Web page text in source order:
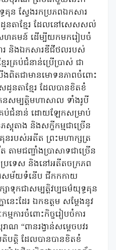
ធគុន ស្វែងរកប្រភពឯកសារ
ដូនតាខ្មែរ ដែលនៅសេសសល់
គមន៍ ដើម្បីយកមករៀបចំ
រ និងឯកសារឌីជីថលរបស់
រគ្រប់ជំនាន់ប្រើប្រាស់ ជា
ងពិតជាមានមោទនភាពចំពោះ
ដូនតាខ្មែរ ដែលបានខិតខំ
នសម្បត្តិមហាសាល ទាំងរូបី
រប់ជំនាន់ ដោយឡែកសម្រាប់
តុតាង និងសក្ខីកម្មជាច្រើន
គុនរបស់អតីត ព្រះមហាក្សត្រ
តាមជញ្ជាំងប្រាសាទជាច្រើន
រទេស និងនៅអតីតចក្រភព
ែរសម័យទំនើប ជីកកកាយ
ាទុកជាសម្បត្តិវប្បធម៌យុទ្ធគុន
នេះដែរ ឯកឧត្តម សម្តែងនូវ
ការចំពោះកិច្ចរៀបចំការ
ណ “ពានរង្វាន់សម្តេចបវរ
បត្តិ ដែលបានបានខិតខំ